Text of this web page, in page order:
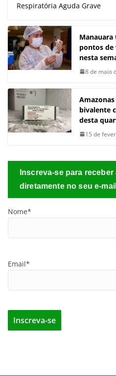
Respiratória Aguda Grave
Manauara
pontos de
nesta
8 de maio
bivalente
desta
15 de
Inscreva-se para
diretamente no seu e-mail
Nome*
Email*